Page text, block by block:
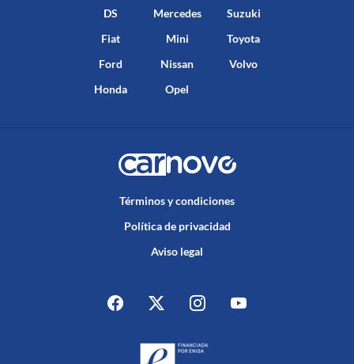
DS
Fiat
Ford
Honda
Mercedes
Mini
Nissan
Opel
Suzuki
Toyota
Volvo
Términos y condiciones
Política de privacidad
Aviso legal